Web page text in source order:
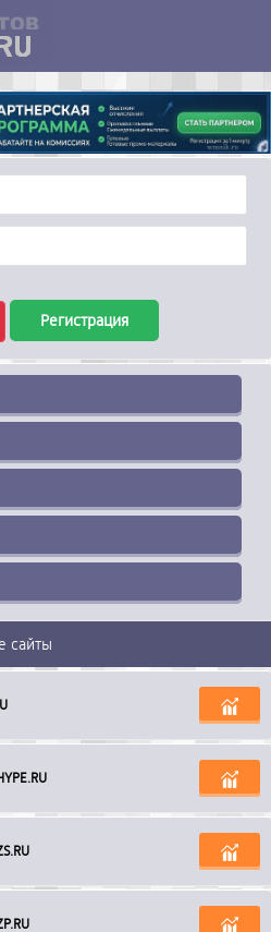
Регистрация
сайты
U
YPE.RU
S.RU
P.RU